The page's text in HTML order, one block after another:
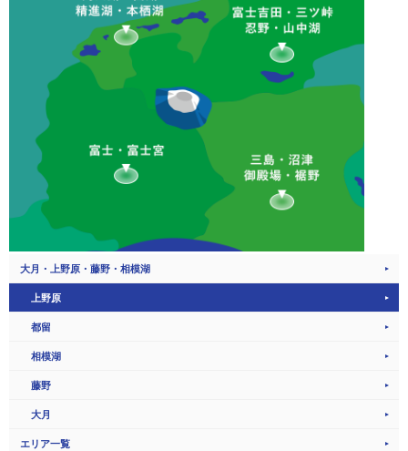
大月・上野原・藤野・相模湖
上野原
都留
相模湖
藤野
大月
エリア一覧